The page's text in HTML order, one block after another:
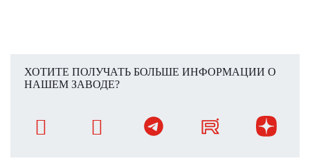
ХОТИТЕ ПОЛУЧАТЬ БОЛЬШЕ ИНФОРМАЦИИ О
НАШЕМ ЗАВОДЕ?